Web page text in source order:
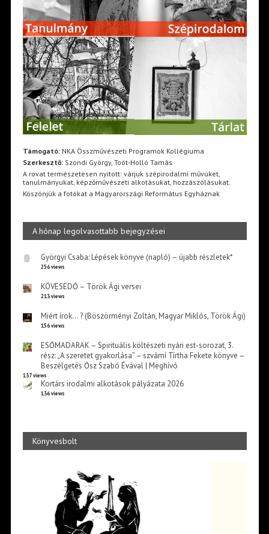
Támogató:NKA Összművészeti Programok Kollégiuma
Szerkesztő:Szondi György, Toót-Holló Tamás
A rovat természetesen nyitott: várjuk szépirodalmi művüket,
tanulmányukat, képzőművészeti alkotásukat, hozzászólásukat.
Köszönjük a fotókat a Magyarországi Református Egyháznak
A hónap legolvasottabb bejegyzései
Györgyi Csaba: Lépések könyve (napló) – újabb részletek*
256 views
KÖVESEDŐ – Török Ági versei
213 views
Miért írok… ? (Böszörményi Zoltán, Magyar Miklós, Török Ági)
156 views
ESŐMADARAK – Spirituális költészeti nyári est-sorozat, 3.
rész: „A szeretet gyakorlása” – szvámí Tírtha Fekete könyve –
Beszélgetés Ősz Szabó Évával | Meghívó
137 views
Kortárs irodalmi alkotások pályázata 2026
136 views
Könyvesbolt